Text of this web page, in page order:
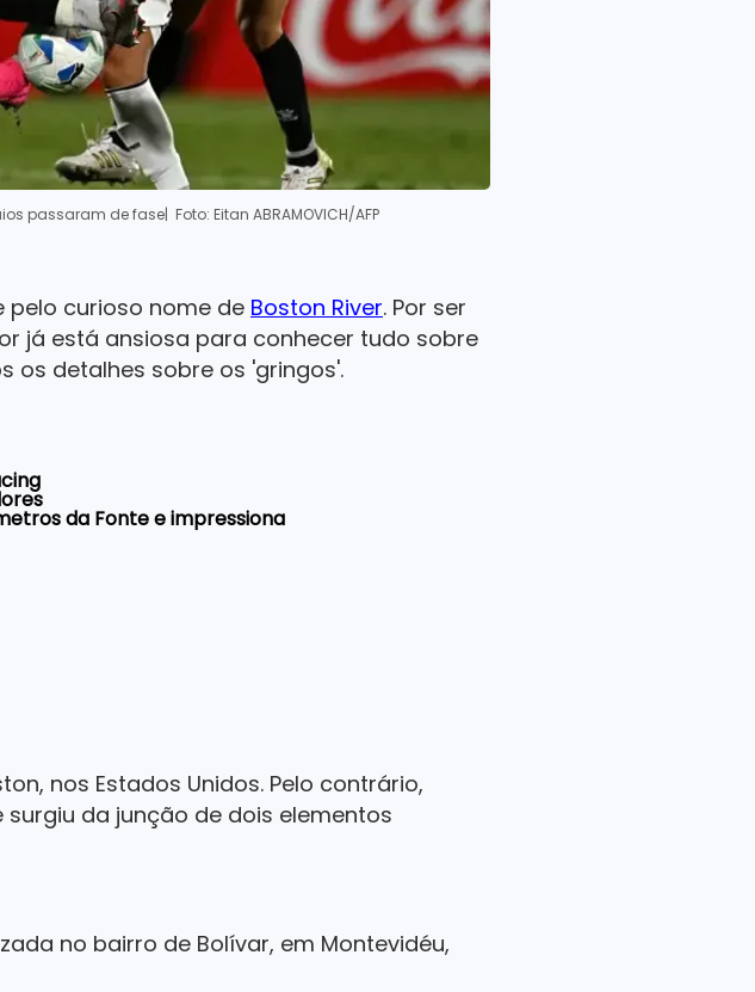
passaram de fase| Foto: Eitan ABRAMOVICH/AFP
pelo curioso nome de Boston River. Por ser
já está ansiosa para conhecer tudo sobre
os detalhes sobre os 'gringos'.
da Fonte e impressiona
nos Estados Unidos. Pelo contrário,
surgiu da junção de dois elementos
no bairro de Bolívar, em Montevidéu,